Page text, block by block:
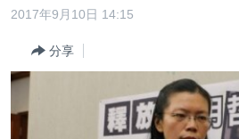
容
到
航
最新国际新闻
分类新闻
人权·法律·宗教
热点专题
2017年9月10日 14:15
分享